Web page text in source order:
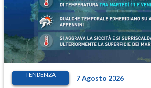
TENDENZA 7 Agosto 2026